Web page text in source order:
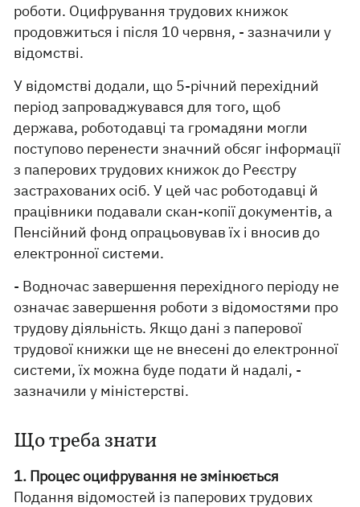
роботи. Оцифрування трудових книжок
продовжиться і після 10 червня, - зазначили у
відомстві.
У відомстві додали, що 5-річний перехідний
період запроваджувався для того, щоб
держава, роботодавці та громадяни могли
поступово перенести значний обсяг інформації
з паперових трудових книжок до Реєстру
застрахованих осіб. У цей час роботодавці й
працівники подавали скан-копії документів, а
Пенсійний фонд опрацьовував їх і вносив до
електронної системи.
- Водночас завершення перехідного періоду не
означає завершення роботи з відомостями про
трудову діяльність. Якщо дані з паперової
трудової книжки ще не внесені до електронної
системи, їх можна буде подати й надалі, -
зазначили у міністерстві.
Що треба знати
1. Процес оцифрування не змінюється
Подання відомостей із паперових трудових